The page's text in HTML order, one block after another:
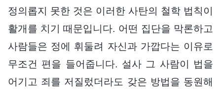
정의롭지 못한 것은 이러한 사탄의 철학 법칙이
활개를 치기 때문입니다. 어떤 집단을 막론하고
사람들은 정에 휘둘려 자신과 가깝다는 이유로
무조건 편을 들어줍니다. 설사 그 사람이 법을
어기고 죄를 저질렀더라도 갖은 방법을 동원해